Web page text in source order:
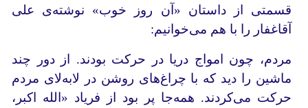
قسمتی از داستان «آن روز خوب» نوشته‌ی علی
آقاغفار را با هم می‌خوانیم:
مردم، چون امواج دریا در حرکت بودند. از دور چند
ماشین را دید که با چراغ‌های روشن در لابه‌لای مردم
حرکت می‌کردند. همه‌جا پر بود از فریاد «الله اکبر،